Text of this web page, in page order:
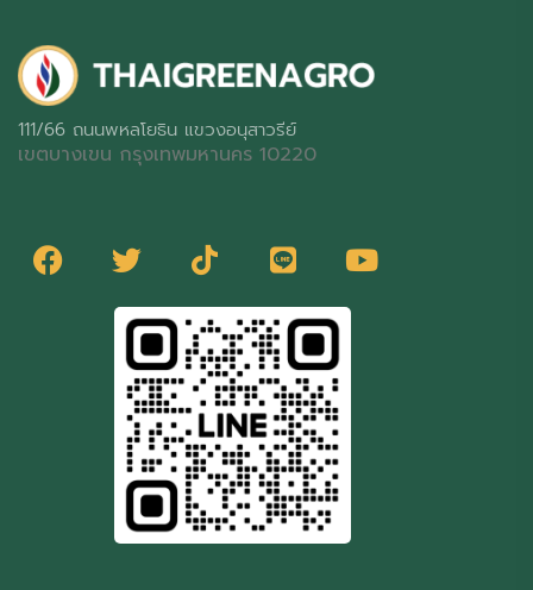
111/66 ถนนพหลโยธิน แขวงอนุสาวรีย์
เขตบางเขน กรุงเทพมหานคร 10220